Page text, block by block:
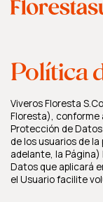
Política
Viveros Floresta
Floresta), conforme
Protección de
de los usuarios de la
adelante, la
Datos que aplicará
el Usuario facilite